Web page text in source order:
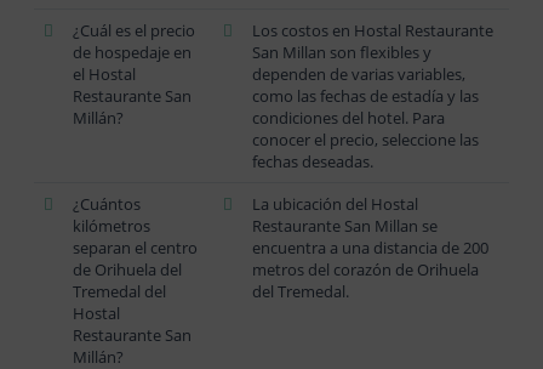
¿Cuál es el precio
de hospedaje en
el Hostal
Restaurante San
Millán?
Los costos en Hostal Restaurante
San Millan son flexibles y
dependen de varias variables,
como las fechas de estadía y las
condiciones del hotel. Para
conocer el precio, seleccione las
fechas deseadas.
¿Cuántos
kilómetros
separan el centro
de Orihuela del
Tremedal del
Hostal
Restaurante San
Millán?
La ubicación del Hostal
Restaurante San Millan se
encuentra a una distancia de 200
metros del corazón de Orihuela
del Tremedal.